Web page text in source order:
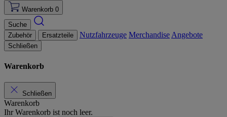
Warenkorb 0
Suche
Zubehör
Ersatzteile Nutzfahrzeuge Merchandise Angebote
Schließen
Warenkorb
Schließen
Warenkorb
Ihr Warenkorb ist noch leer.